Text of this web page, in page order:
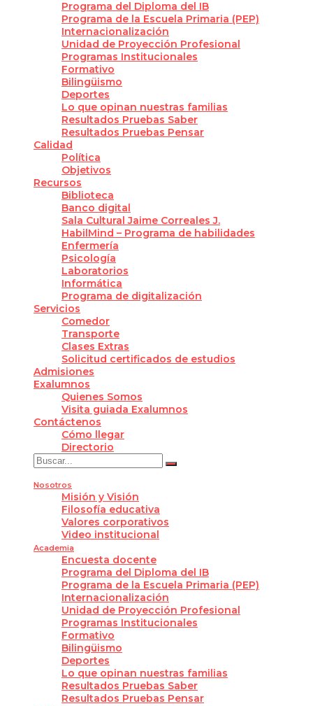
Programa del Diploma del IB
Programa de la Escuela Primaria (PEP)
Internacionalización
Unidad de Proyección Profesional
Programas Institucionales
Formativo
Bilingüismo
Deportes
Lo que opinan nuestras familias
Resultados Pruebas Saber
Resultados Pruebas Pensar
Calidad
Política
Objetivos
Recursos
Biblioteca
Banco digital
Sala Cultural Jaime Correales J.
HabilMind – Programa de habilidades
Enfermería
Psicología
Laboratorios
Informática
Programa de digitalización
Servicios
Comedor
Transporte
Clases Extras
Solicitud certificados de estudios
Admisiones
Exalumnos
Quienes Somos
Visita guiada Exalumnos
Contáctenos
Cómo llegar
Directorio
Nosotros
Misión y Visión
Filosofía educativa
Valores corporativos
Video institucional
Academia
Encuesta docente
Programa del Diploma del IB
Programa de la Escuela Primaria (PEP)
Internacionalización
Unidad de Proyección Profesional
Programas Institucionales
Formativo
Bilingüismo
Deportes
Lo que opinan nuestras familias
Resultados Pruebas Saber
Resultados Pruebas Pensar